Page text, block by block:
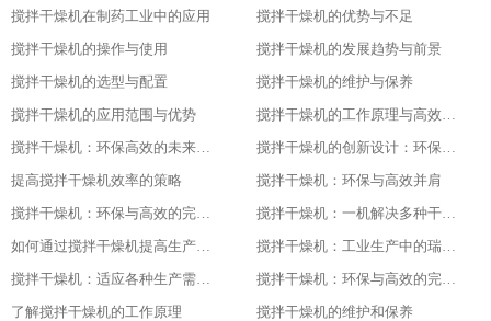
搅拌干燥机在制药工业中的应用
搅拌干燥机的优势与不足
搅拌干燥机的操作与使用
搅拌干燥机的发展趋势与前景
搅拌干燥机的选型与配置
搅拌干燥机的维护与保养
搅拌干燥机的应用范围与优势
搅拌干燥机的工作原理与高效节能的证明
搅拌干燥机：环保高效的未来工业之星
搅拌干燥机的创新设计：环保与高效的基石
提高搅拌干燥机效率的策略
搅拌干燥机：环保与高效并肩
搅拌干燥机：环保与高效的完美结合
搅拌干燥机：一机解决多种干燥问题
如何通过搅拌干燥机提高生产效率
搅拌干燥机：工业生产中的瑞士军刀
搅拌干燥机：适应各种生产需求的利器
搅拌干燥机：环保与高效的完美结合
了解搅拌干燥机的工作原理
搅拌干燥机的维护和保养